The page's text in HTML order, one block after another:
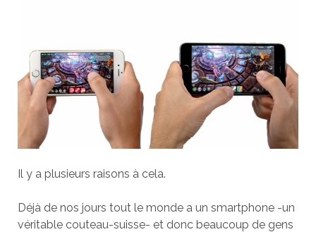
Il y a plusieurs raisons à cela.
Déjà de nos jours tout le monde a un smartphone -un
véritable couteau-suisse- et donc beaucoup de gens